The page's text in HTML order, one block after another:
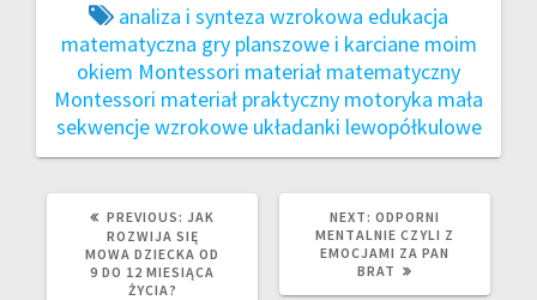
analiza i synteza wzrokowa edukacja
matematyczna gry planszowe i karciane moim
okiem Montessori materiał matematyczny
Montessori materiał praktyczny motoryka mała
sekwencje wzrokowe układanki lewopółkulowe
PREVIOUS: PREVIOUS
POST:
JAK
ROZWIJA SIĘ
MOWA DZIECKA OD
9 DO 12 MIESIĄCA
ŻYCIA?
NEXT: NEXT
POST:
ODPORNI
MENTALNIE CZYLI Z
EMOCJAMI ZA PAN
BRAT